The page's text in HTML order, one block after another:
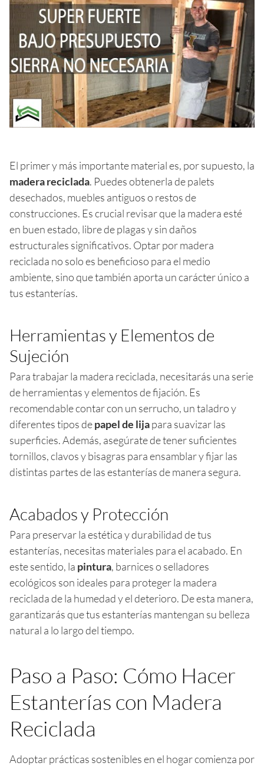
El primer y más importante material es, por supuesto, la
madera reciclada. Puedes obtenerla de palets
desechados, muebles antiguos o restos de
construcciones. Es crucial revisar que la madera esté
en buen estado, libre de plagas y sin daños
estructurales significativos. Optar por madera
reciclada no solo es beneficioso para el medio
ambiente, sino que también aporta un carácter único a
tus estanterías.
Herramientas y Elementos de
Sujeción
Para trabajar la madera reciclada, necesitarás una serie
de herramientas y elementos de fijación. Es
recomendable contar con un serrucho, un taladro y
diferentes tipos depapel de lijapara suavizar las
superficies. Además, asegúrate de tener suficientes
tornillos, clavos y bisagras para ensamblar y fijar las
distintas partes de las estanterías de manera segura.
Acabados y Protección
Para preservar la estética y durabilidad de tus
estanterías, necesitas materiales para el acabado. En
este sentido, la pintura, barnices o selladores
ecológicos son ideales para proteger la madera
reciclada de la humedad y el deterioro. De esta manera,
garantizarás que tus estanterías mantengan su belleza
natural a lo largo del tiempo.
Paso a Paso: Cómo Hacer
Estanterías con Madera
Reciclada
Adoptar prácticas sostenibles en el hogar comienza por